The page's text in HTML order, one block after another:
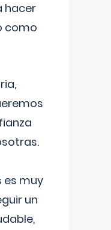
hacer
como
es muy
un